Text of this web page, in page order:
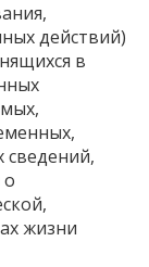
действий)
в
сведений,
жизни